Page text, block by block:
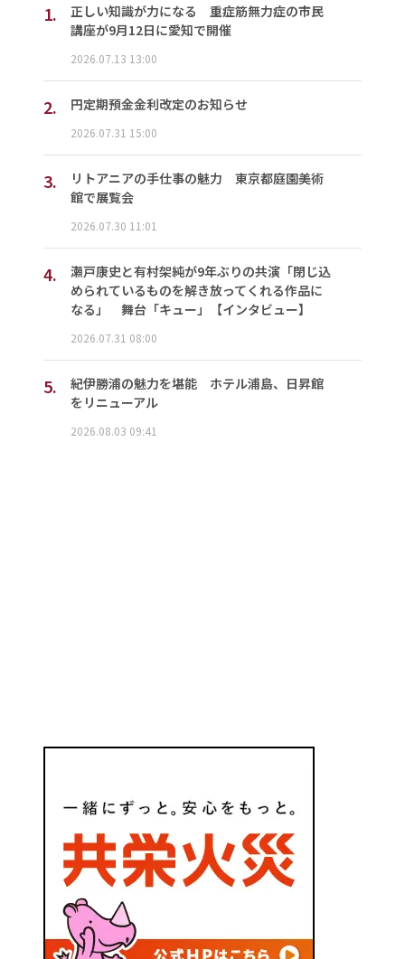
1.
正しい知識が力になる 重症筋無力症の市民
講座が9月12日に愛知で開催
2026.07.13 13:00
2. 円定期預金金利改定のお知らせ
2026.07.31 15:00
3.
リトアニアの手仕事の魅力 東京都庭園美術
館で展覧会
2026.07.30 11:01
4.
瀬戸康史と有村架純が9年ぶりの共演「閉じ込
められているものを解き放ってくれる作品に
なる」 舞台「キュー」【インタビュー】
2026.07.31 08:00
5.
紀伊勝浦の魅力を堪能 ホテル浦島、日昇館
をリニューアル
2026.08.03 09:41